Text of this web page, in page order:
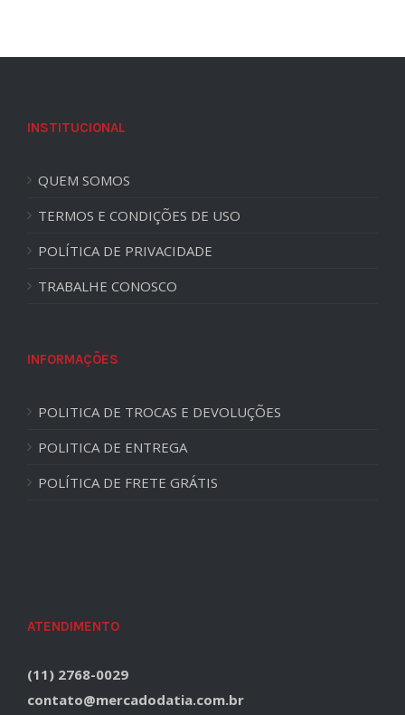
INSTITUCIONAL
QUEM SOMOS
TERMOS E CONDIÇÕES DE USO
POLÍTICA DE PRIVACIDADE
TRABALHE CONOSCO
INFORMAÇÕES
POLITICA DE TROCAS E DEVOLUÇÕES
POLITICA DE ENTREGA
POLÍTICA DE FRETE GRÁTIS
ATENDIMENTO
(11) 2768-0029
contato@mercadodatia.com.br